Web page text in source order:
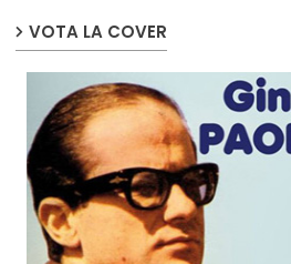
VOTA LA COVER